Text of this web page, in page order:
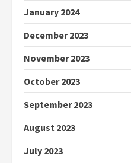
January 2024
December 2023
November 2023
October 2023
September 2023
August 2023
July 2023